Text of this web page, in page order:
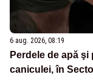
6 aug. 2026, 08:19
Perdele de apă
caniculei, în